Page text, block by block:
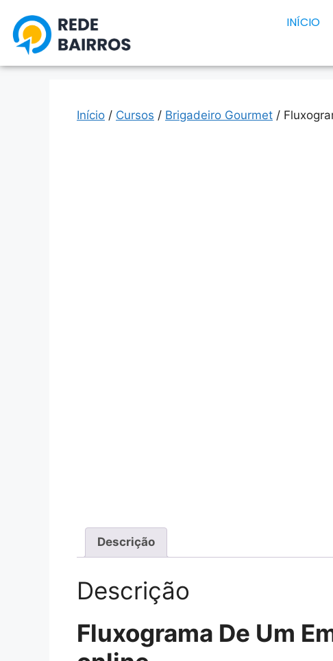
INÍCIO
Início / Cursos / Brigadeiro Gourmet /
Descrição
Descrição
Fluxograma De Um